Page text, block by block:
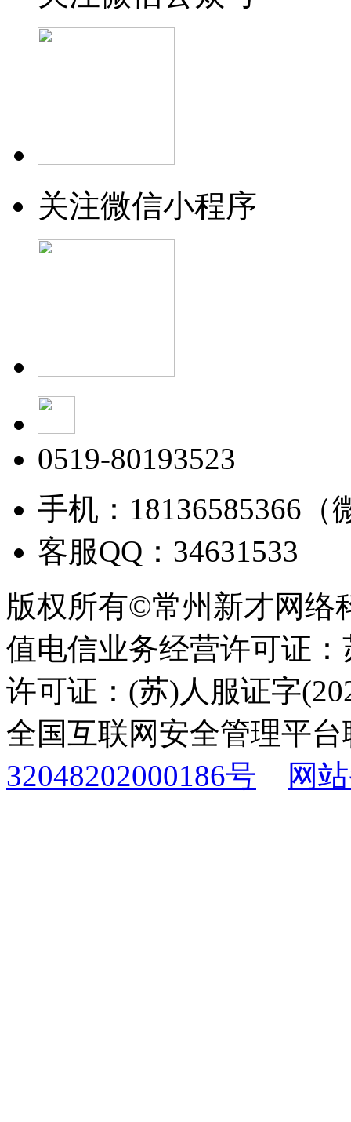
关注微信小程序
0519-80193523
手机：18136585366（
客服QQ：34631533
版权所有©常州新才网络
值电信业务经营许可证
许可证：(苏)人服证字
全国互联网安全管理平
32048202000186号
网